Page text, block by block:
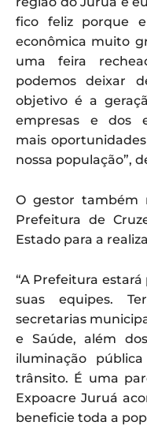
fico feliz porque
econômica muito
uma feira
podemos deixar
objetivo é a
empresas e dos
mais
nossa população”,
O gestor também
Prefeitura de
Estado para a
“A Prefeitura
suas equipes.
secretarias
e Saúde, além
iluminação
trânsito. É uma
Expoacre Juruá
beneficie toda a